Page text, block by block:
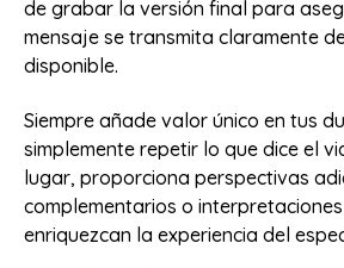
de grabar la versión final para
mensaje se transmita claramente
disponible.
Siempre añade valor único en tus
simplemente repetir lo que dice el
lugar, proporciona perspectivas
complementarios o
enriquezcan la experiencia del